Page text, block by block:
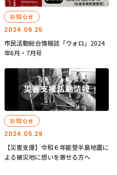
2024.06.25
お知らせ
市民活動総合情報誌「ウォロ」2024
年6月・7月号
2024.05.29
お知らせ
【災害支援】令和６年能登半島地震に
よる被災地に想いを寄せる方へ